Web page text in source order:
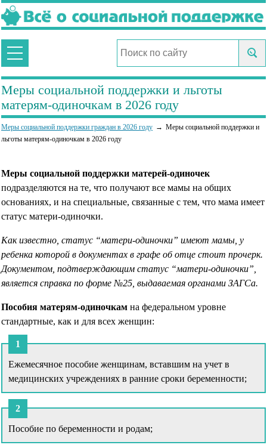
Меры социальной поддержки и льготы
матерям-одиночкам в 2026 году
Меры социальной поддержки граждан в 2026 году
Меры социальной поддержки и
льготы матерям-одиночкам в 2026 году
Меры социальной поддержки матерей-одиночек
подразделяются на те, что получают все мамы на общих
основаниях, и на специальные, связанные с тем, что мама имеет
статус матери-одиночки.
Как известно, статус “матери-одиночки” имеют мамы, у
ребенка которой в документах в графе об отце стоит прочерк.
Документом, подтверждающим статус “матери-одиночки”,
является справка по форме №25, выдаваемая органами ЗАГСа.
Пособия матерям-одиночкам на федеральном уровне
стандартные, как и для всех женщин:
Ежемесячное пособие женщинам, вставшим на учет в
медицинских учреждениях в ранние сроки беременности;
Пособие по беременности и родам;